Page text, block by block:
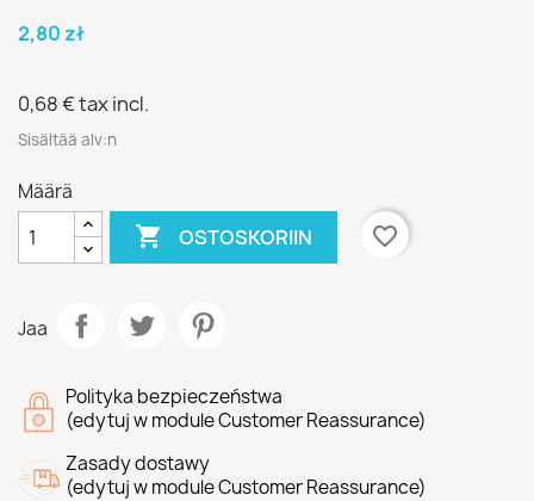
2,80 zł
0,68 €tax incl.
Sisältää alv:n
Määrä
 OSTOSKORIIN favorite_border
Jaa
Polityka bezpieczeństwa
(edytuj w module Customer Reassurance)
Zasady dostawy
(edytuj w module Customer Reassurance)